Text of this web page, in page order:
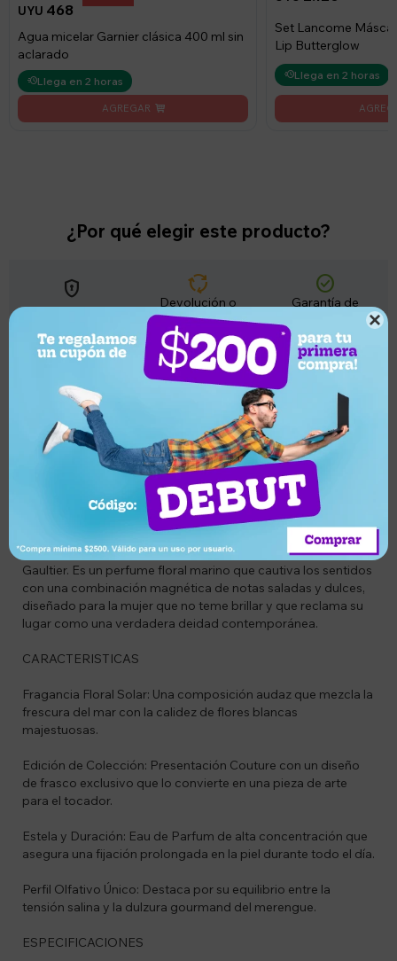

UYU 468
Agua micelar Garnier clásica 400 ml sin
aclarado
Llega en 2 horas
Set Lancome
Lip Butterglow
Llega en 2 horas
¿Por qué elegir este producto?
encrypted cycle
Devolución o
cambio
check_circle
Garantía de
Descripción
VIE65227950
DESCRIPCION
Jean Paul Gaultier Divine Couture Eau de Parfum es una
celebración de la feminidad poderosa, radiante y libre. Esta
edición limitada eleva la fragancia original a un nivel de alta
costura, envolviendo su icónico frasco de corsé en un diseño
deslumbrante que rinde homenaje al legado de la moda de
Gaultier. Es un perfume floral marino que cautiva los sentidos
con una combinación magnética de notas saladas y dulces,
diseñado para la mujer que no teme brillar y que reclama su
lugar como una verdadera deidad contemporánea.
CARACTERISTICAS
Fragancia Floral Solar: Una composición audaz que mezcla la
frescura del mar con la calidez de flores blancas
majestuosas.
Edición de Colección: Presentación Couture con un diseño
de frasco exclusivo que lo convierte en una pieza de arte
para el tocador.
Estela y Duración: Eau de Parfum de alta concentración que
asegura una fijación prolongada en la piel durante todo el día.
Perfil Olfativo Único: Destaca por su equilibrio entre la
tensión salina y la dulzura gourmand del merengue.
ESPECIFICACIONES